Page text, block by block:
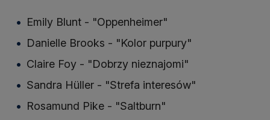
Emily Blunt - "Oppenheimer"
Danielle Brooks - "Kolor purpury"
Claire Foy - "Dobrzy nieznajomi"
Sandra Hüller - "Strefa interesów"
Rosamund Pike - "Saltburn"